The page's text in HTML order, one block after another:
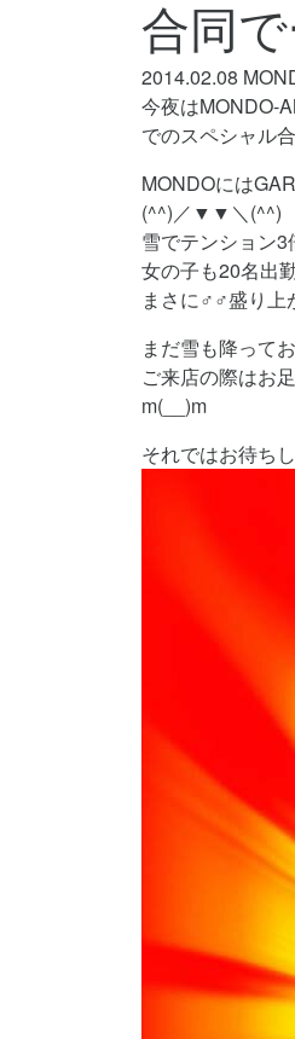
合同
2014.02.08
今夜はMONDO-
でのスペシャル
MONDOには
(^^)／▼▼＼(^^)
雪でテンション
女の子も20名出
まさに♂♂盛り上
まだ雪も降って
ご来店の際はお
m(__)m
それではお待ち